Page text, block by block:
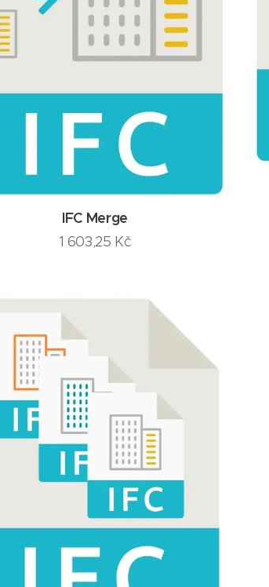
IFC Merge
1 603,25 Kč